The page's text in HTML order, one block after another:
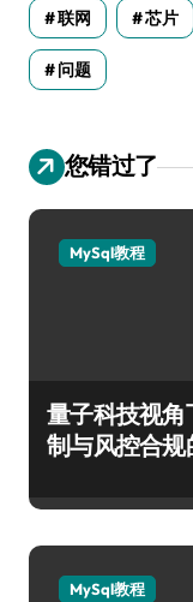
联网 芯片
问题
您错过了
MySql教程
量子科技视角
制与风控合
MySql教程